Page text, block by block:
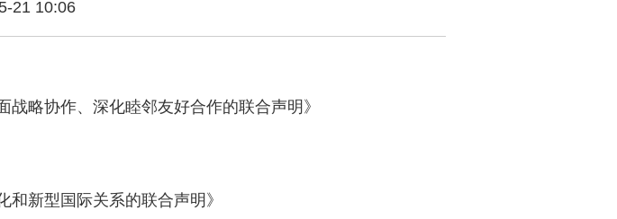
21 10:06
战略协作、深化睦邻友好合作的联合声明》
和新型国际关系的联合声明》